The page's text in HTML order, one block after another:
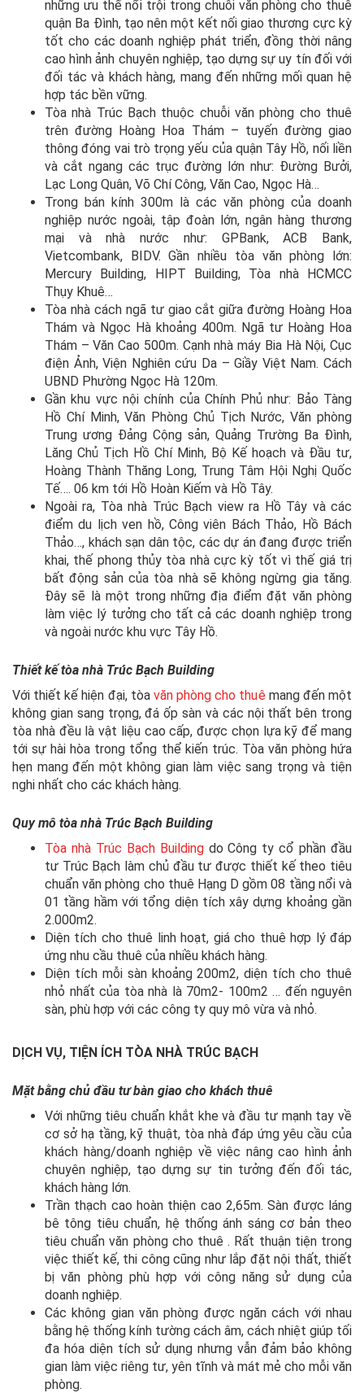
những ưu thế nổi trội trong chuỗi văn phòng cho thuê
quận Ba Đình, tạo nên một kết nối giao thương cực kỳ
tốt cho các doanh nghiệp phát triển, đồng thời nâng
cao hình ảnh chuyên nghiệp, tạo dựng sự uy tín đối với
đối tác và khách hàng, mang đến những mối quan hệ
hợp tác bền vững.
Tòa nhà Trúc Bạch thuộc chuỗi văn phòng cho thuê
trên đường Hoàng Hoa Thám – tuyến đường giao
thông đóng vai trò trọng yếu của quận Tây Hồ, nối liền
và cắt ngang các trục đường lớn như: Đường Bưởi,
Lạc Long Quân, Võ Chí Công, Văn Cao, Ngọc Hà…
Trong bán kính 300m là các văn phòng của doanh
nghiệp nước ngoài, tập đoàn lớn, ngân hàng thương
mại và nhà nước như: GPBank, ACB Bank,
Vietcombank, BIDV. Gần nhiều tòa văn phòng lớn:
Mercury Building, HIPT Building, Tòa nhà HCMCC
Thụy Khuê…
Tòa nhà cách ngã tư giao cắt giữa đường Hoàng Hoa
Thám và Ngọc Hà khoảng 400m. Ngã tư Hoàng Hoa
Thám – Văn Cao 500m. Cạnh nhà máy Bia Hà Nội, Cục
điện Ảnh, Viện Nghiên cứu Da – Giầy Việt Nam. Cách
UBND Phường Ngọc Hà 120m.
Gần khu vực nội chính của Chính Phủ như: Bảo Tàng
Hồ Chí Minh, Văn Phòng Chủ Tịch Nước, Văn phòng
Trung ương Đảng Cộng sản, Quảng Trường Ba Đình,
Lăng Chủ Tịch Hồ Chí Minh, Bộ Kế hoạch và Đầu tư,
Hoàng Thành Thăng Long, Trung Tâm Hội Nghị Quốc
Tế…. 06 km tới Hồ Hoàn Kiếm và Hồ Tây.
Ngoài ra, Tòa nhà Trúc Bạch view ra Hồ Tây và các
điểm du lịch ven hồ, Công viên Bách Thảo, Hồ Bách
Thảo…, khách sạn dân tộc, các dự án đang được triển
khai, thế phong thủy tòa nhà cực kỳ tốt vì thế giá trị
bất động sản của tòa nhà sẽ không ngừng gia tăng.
Đây sẽ là một trong những địa điểm đặt văn phòng
làm việc lý tưởng cho tất cả các doanh nghiệp trong
và ngoài nước khu vực Tây Hồ.
Thiết kế tòa nhà Trúc Bạch Building
Với thiết kế hiện đại, tòa văn phòng cho thuêmang đến một
không gian sang trọng, đá ốp sàn và các nội thất bên trong
tòa nhà đều là vật liệu cao cấp, được chọn lựa kỹ để mang
tới sự hài hòa trong tổng thể kiến trúc. Tòa văn phòng hứa
hẹn mang đến một không gian làm việc sang trọng và tiện
nghi nhất cho các khách hàng.
Quy mô tòa nhà Trúc Bạch Building
Tòa nhà Trúc Bạch Buildingdo Công ty cổ phần đầu
tư Trúc Bạch làm chủ đầu tư được thiết kế theo tiêu
chuẩn văn phòng cho thuê Hạng D gồm 08 tầng nổi và
01 tầng hầm với tổng diện tích xây dựng khoảng gần
2.000m2.
Diện tích cho thuê linh hoạt, giá cho thuê hợp lý đáp
ứng nhu cầu thuê của nhiều khách hàng.
Diện tích mỗi sàn khoảng 200m2, diện tích cho thuê
nhỏ nhất của tòa nhà là 70m2- 100m2 … đến nguyên
sàn, phù hợp với các công ty quy mô vừa và nhỏ.
DỊCH VỤ, TIỆN ÍCH TÒA NHÀ TRÚC BẠCH
Mặt bằng chủ đầu tư bàn giao cho khách thuê
Với những tiêu chuẩn khắt khe và đầu tư mạnh tay về
cơ sở hạ tầng, kỹ thuật, tòa nhà đáp ứng yêu cầu của
khách hàng/doanh nghiệp về việc nâng cao hình ảnh
chuyên nghiệp, tạo dựng sự tin tưởng đến đối tác,
khách hàng lớn.
Trần thạch cao hoàn thiện cao 2,65m. Sàn được láng
bê tông tiêu chuẩn, hệ thống ánh sáng cơ bản theo
tiêu chuẩn văn phòng cho thuê . Rất thuận tiện trong
việc thiết kế, thi công cũng như lắp đặt nội thất, thiết
bị văn phòng phù hợp với công năng sử dụng của
doanh nghiệp.
Các không gian văn phòng được ngăn cách với nhau
bằng hệ thống kính tường cách âm, cách nhiệt giúp tối
đa hóa diện tích sử dụng nhưng vẫn đảm bảo không
gian làm việc riêng tư, yên tĩnh và mát mẻ cho mỗi văn
phòng.